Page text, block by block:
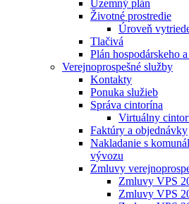
Územný plán
Životné prostredie
Úroveň
Tlačivá
Plán hospodárskeho
Verejnoprospešné služby
Kontakty
Ponuka služieb
Správa cintorína
Virtuálny
Faktúry a objednávky
Nakladanie s
vývozu
Zmluvy
Zmluvy VPS
Zmluvy VPS